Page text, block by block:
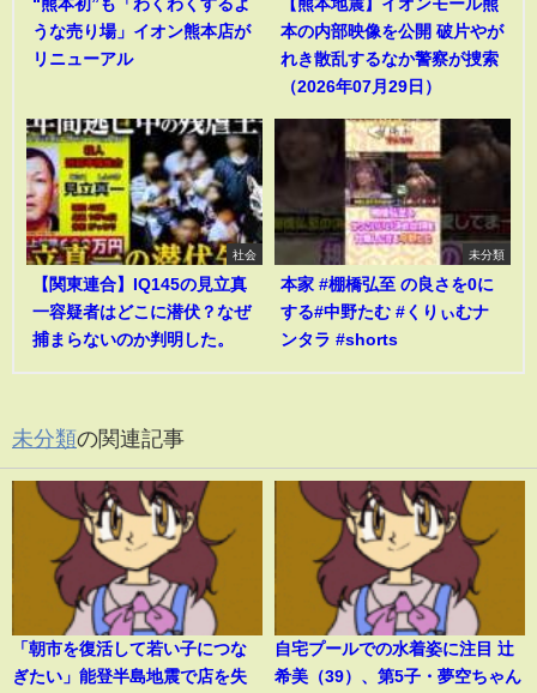
“熊本初”も「わくわくするよ
うな売り場」イオン熊本店が
リニューアル
【熊本地震】イオンモール熊
本の内部映像を公開 破片やが
れき散乱するなか警察が捜索
（2026年07月29日）
社会
【関東連合】IQ145の見立真
一容疑者はどこに潜伏？なぜ
捕まらないのか判明した。
未分類
本家 #棚橋弘至 の良さを0に
する#中野たむ #くりぃむナ
ンタラ #shorts
未分類の関連記事
「朝市を復活して若い子につな
ぎたい」能登半島地震で店を失
自宅プールでの水着姿に注目 辻
希美（39）、第5子・夢空ちゃん